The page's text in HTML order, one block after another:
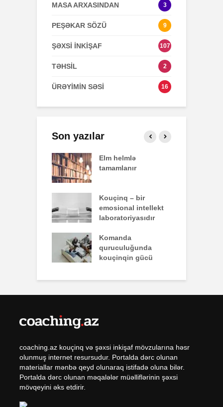
MASA ARXASINDAN 3
PEŞƏKAR SÖZÜ 9
ŞƏXSİ İNKİŞAF 107
TƏHSİL 2
ÜRƏYİMİN SƏSİ 16
Son yazılar
Elm helmlə
tamamlanır
Kouçinq – bir
emosional intellekt
laboratoriyasıdır
Komanda
quruculuğunda
kouçinqin gücü
coaching.az kouçinq və şəxsi inkişaf mövzularına həsr
olunmuş internet resursudur. Portalda dərc olunan
materiallar mənbə qeyd olunaraq istifadə oluna bilər.
Portalda dərc olunan məqalələr müəlliflərinin şəxsi
mövqeyini əks etdirir.